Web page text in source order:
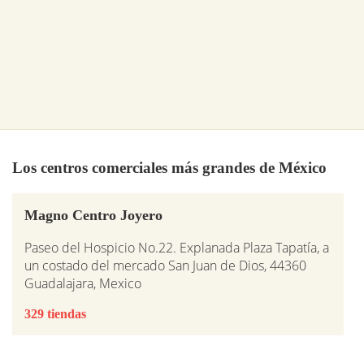
Los centros comerciales más grandes de México
Magno Centro Joyero
Paseo del Hospicio No.22. Explanada Plaza Tapatía, a
un costado del mercado San Juan de Dios, 44360
Guadalajara, Mexico
329 tiendas